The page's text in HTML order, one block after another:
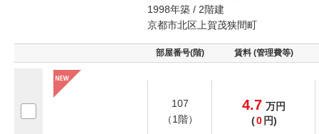
1998年築 / 2階建
京都市北区上賀茂狭間町
部屋番号(階) 賃料 (管理費等)
107
（1階）
4.7 万円
(0 円)